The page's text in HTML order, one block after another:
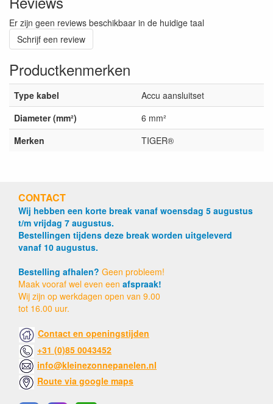
Er zijn geen reviews beschikbaar in de huidige taal
Schrijf een review
Productkenmerken
Type kabel
Accu aansluitset
Diameter (mm²)
6 mm²
Merken
TIGER®
CONTACT
Wij hebben een korte break vanaf woensdag 5 augustus
t/m vrijdag 7 augustus.
Bestellingen tijdens deze break worden uitgeleverd
vanaf 10 augustus.
Bestelling afhalen? Geen probleem!
Maak vooraf wel even een afspraak!
Wij zijn op werkdagen open van 9.00
tot 16.00 uur.
Contact en openingstijden
+31 (0)85 0043452
info@kleinezonnepanelen.nl
Route via google maps